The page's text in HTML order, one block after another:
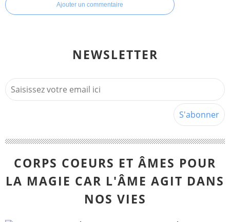
Ajouter un commentaire
NEWSLETTER
CORPS COEURS ET ÂMES POUR
LA MAGIE CAR L'ÂME AGIT DANS
NOS VIES